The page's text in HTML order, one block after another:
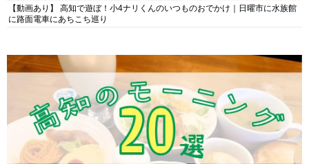
【動画あり】 高知で遊ぼ！小4ナリくんのいつものおでかけ｜日曜市に水族館
に路面電車にあちこち巡り